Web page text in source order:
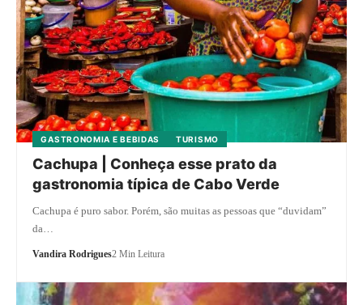
GASTRONOMIA E BEBIDAS TURISMO
Cachupa | Conheça esse prato da
gastronomia típica de Cabo Verde
Cachupa é puro sabor. Porém, são muitas as pessoas que “duvidam”
da…
Vandira Rodrigues2 Min Leitura